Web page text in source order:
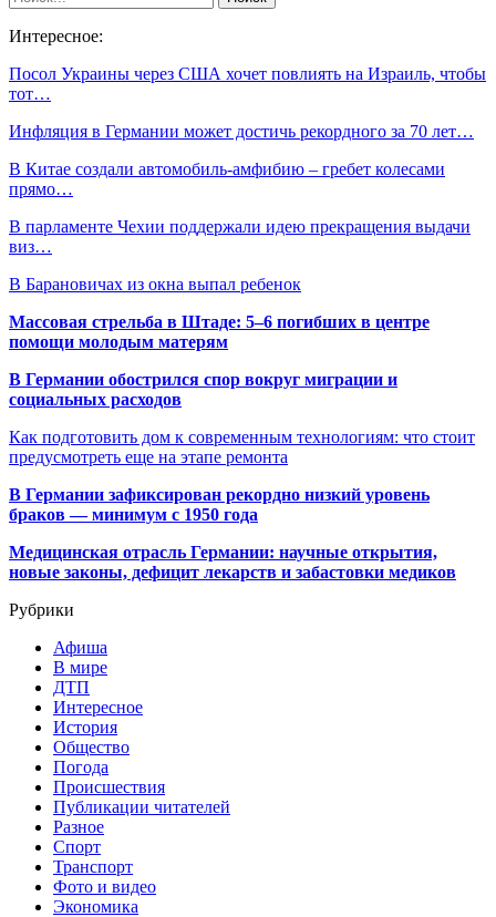
Интересное:
Посол Украины через США хочет повлиять на Израиль, чтобы
тот…
Инфляция в Германии может достичь рекордного за 70 лет…
В Китае создали автомобиль-амфибию – гребет колесами
прямо…
В парламенте Чехии поддержали идею прекращения выдачи
виз…
В Барановичах из окна выпал ребенок
Массовая стрельба в Штаде: 5–6 погибших в центре
помощи молодым матерям
В Германии обострился спор вокруг миграции и
социальных расходов
Как подготовить дом к современным технологиям: что стоит
предусмотреть еще на этапе ремонта
В Германии зафиксирован рекордно низкий уровень
браков — минимум с 1950 года
Медицинская отрасль Германии: научные открытия,
новые законы, дефицит лекарств и забастовки медиков
Рубрики
Афиша
В мире
ДТП
Интересное
История
Общество
Погода
Происшествия
Публикации читателей
Разное
Спорт
Транспорт
Фото и видео
Экономика